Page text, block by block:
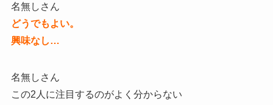
名無しさん
どうでもよい。
興味なし…
名無しさん
この2人に注目するのがよく分からない